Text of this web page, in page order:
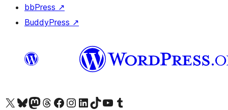
bbPress ↗
BuddyPress ↗
Odwiedź nasze konto X (dawniej Twitter)
Odwiedź nasze konto Bluesky
Odwiedź nasze konto na Mastodoncie
Odwiedź naszego Threadsa
Odwiedź naszego Facebooka
Odwiedź nasze konto na Instagramie
Odwiedź nasze konto na LinkedIn
Odwiedź naszego TikToka
Odwiedź nasz kanał YouTube
Odwiedź naszego Tumblra